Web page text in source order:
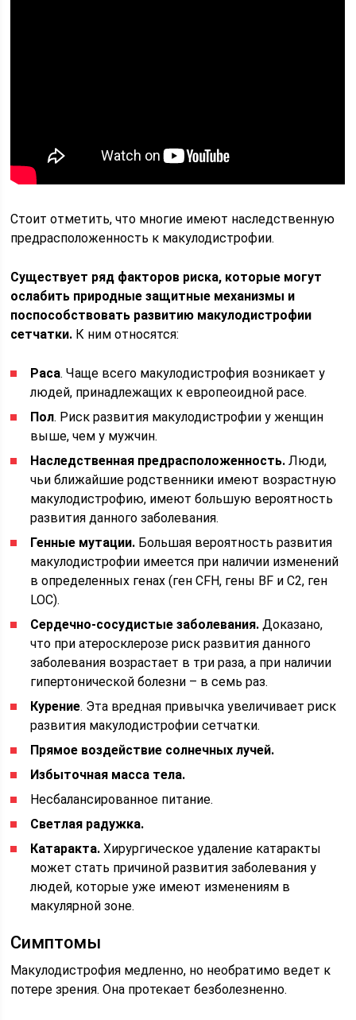
Стоит отметить, что многие имеют наследственную
предрасположенность к макулодистрофии.
Существует ряд факторов риска, которые могут
ослабить природные защитные механизмы и
поспособствовать развитию макулодистрофии
сетчатки. К ним относятся:
Раса. Чаще всего макулодистрофия возникает у
людей, принадлежащих к европеоидной расе.
Пол. Риск развития макулодистрофии у женщин
выше, чем у мужчин.
Наследственная предрасположенность. Люди,
чьи ближайшие родственники имеют возрастную
макулодистрофию, имеют большую вероятность
развития данного заболевания.
Генные мутации. Большая вероятность развития
макулодистрофии имеется при наличии изменений
в определенных генах (ген CFH, гены BF и C2, ген
LOC).
Сердечно-сосудистые заболевания. Доказано,
что при атеросклерозе риск развития данного
заболевания возрастает в три раза, а при наличии
гипертонической болезни – в семь раз.
Курение. Эта вредная привычка увеличивает риск
развития макулодистрофии сетчатки.
Прямое воздействие солнечных лучей.
Избыточная масса тела.
Несбалансированное питание.
Светлая радужка.
Катаракта. Хирургическое удаление катаракты
может стать причиной развития заболевания у
людей, которые уже имеют изменениям в
макулярной зоне.
Симптомы
Макулодистрофия медленно, но необратимо ведет к
потере зрения. Она протекает безболезненно.